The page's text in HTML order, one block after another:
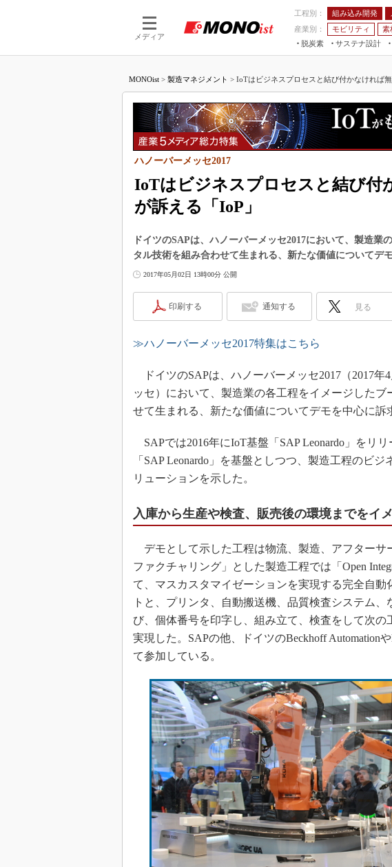
メディア
工程別： 組み込み開発
産業別：
モビリティ 素
脱炭素
サステナ設計
つながる工場
つながるサービス
AI×設備保全
Physical AI
組込
展＆
IIFES
国際
ジャ
スマ
産業
MONOist > 製造マネジメント > IoTはビジネスプロセスと結び付かなければ無
IoTはビジネスプロセスと結び付
が訴える「IoP」
ハノーバーメッセ2017
ドイツのSAPは、ハノーバーメッセ2017において、製造
タル技術を組み合わせて生まれる、新たな価値についてデ
2017年05月02日 13時00分 公開
印刷する 通知する 見る
≫ハノーバーメッセ2017特集はこちら
ドイツのSAPは、ハノーバーメッセ2017（2017年
ッセ）において、製造業の各工程をイメージした
せて生まれる、新たな価値についてデモを中心に訴
SAPでは2016年にIoT基盤「SAP Leonardo」をリ
「SAP Leonardo」を基盤としつつ、製造工程のビ
リューションを示した。
入庫から生産や検査、販売後の環境までをイ
デモとして示した工程は物流、製造、アフターサ
ファクチャリング」とした製造工程では「Open
て、マスカスタマイゼーションを実現する完全自
トと、プリンタ、自動搬送機、品質検査システム
び、個体番号を印字し、組み立て、検査をして次
実現した。SAPの他、ドイツのBeckhoff Automation
て参加している。